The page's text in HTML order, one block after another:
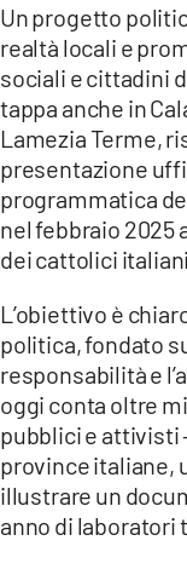
LACPLAY.IT
LACTV.IT
LACONAIR.IT
LACITYMAG.IT
ILREGGINO.IT
ILVIBONESE.IT
App
Un progetto
realtà locali e
sociali e cittadini
tappa anche in
Lamezia Terme,
presentazione
programmatica
nel febbraio 2025
dei cattolici italiani.
L’obiettivo è
politica, fondato
responsabilità e
oggi conta oltre
pubblici e attivisti
province italiane,
illustrare un
anno di laboratori